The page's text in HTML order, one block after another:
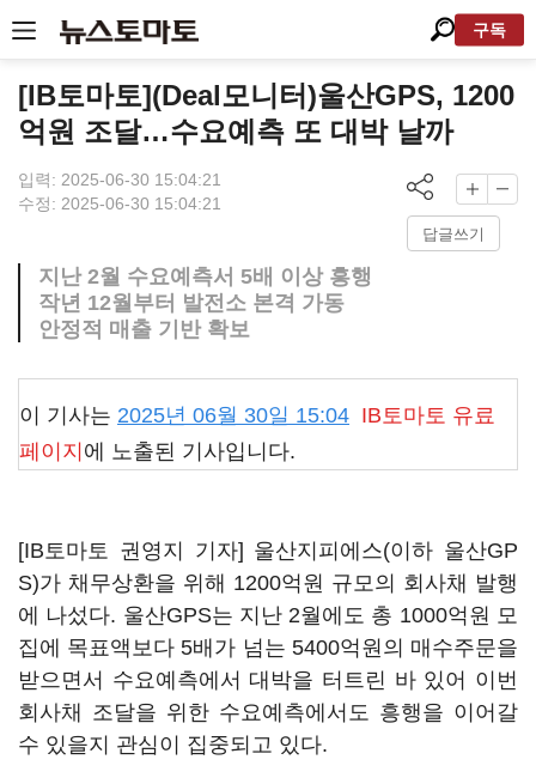
구독
[IB토마토](Deal모니터)울산GPS, 1200
억원 조달…수요예측 또 대박 날까
입력: 2025-06-30 15:04:21
수정: 2025-06-30 15:04:21
답글쓰기
지난 2월 수요예측서 5배 이상 흥행
작년 12월부터 발전소 본격 가동
안정적 매출 기반 확보
이 기사는 2025년 06월 30일 15:04 IB토마토 유료
페이지 에 노출된 기사입니다.
[IB토마토 권영지 기자] 울산지피에스(이하 울산GP
S)가 채무상환을 위해 1200억원 규모의 회사채 발행
에 나섰다. 울산GPS는 지난 2월에도 총 1000억원 모
집에 목표액보다 5배가 넘는 5400억원의 매수주문을
받으면서 수요예측에서 대박을 터트린 바 있어 이번
회사채 조달을 위한 수요예측에서도 흥행을 이어갈
수 있을지 관심이 집중되고 있다.